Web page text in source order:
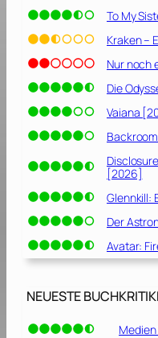
To My
Kraken –
Nur noch
Die
Vaiana
[2026]
Glennkill:
Der
Avatar:
NEUESTE